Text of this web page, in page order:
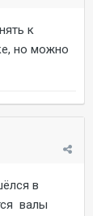
к
но можно
в
валы